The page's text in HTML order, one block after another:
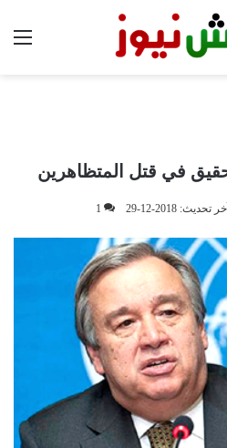
في قتل المتظاهرين
آخر تحديث: 2018-12-29 1